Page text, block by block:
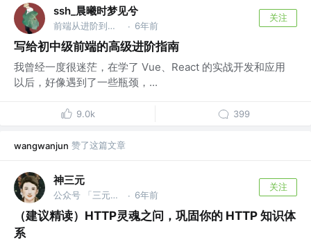
ssh_晨曦时梦见兮
前端从进阶到入院 @字节跳动 · 6年前
关注
写给初中级前端的高级进阶指南
我曾经一度很迷茫，在学了 Vue、React 的实战开发和应用
以后，好像遇到了一些瓶颈，...
9.0k 399
wangwanjun 赞了这篇文章
神三元
公众号 「三元同学」 @字节跳动 · 6年前
关注
（建议精读）HTTP灵魂之问，巩固你的 HTTP 知识体
系